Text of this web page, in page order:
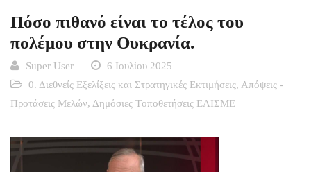
Πόσο πιθανό είναι το τέλος του
πολέμου στην Ουκρανία.
Super User
6 Ιουλίου 2025
0. Διεθνείς Εξελίξεις και Στρατηγικές Εκτιμήσεις, Απόψεις -
Προτάσεις Μελών, Δημόσιες Tοποθετήσεις ΕΛΙΣΜΕ